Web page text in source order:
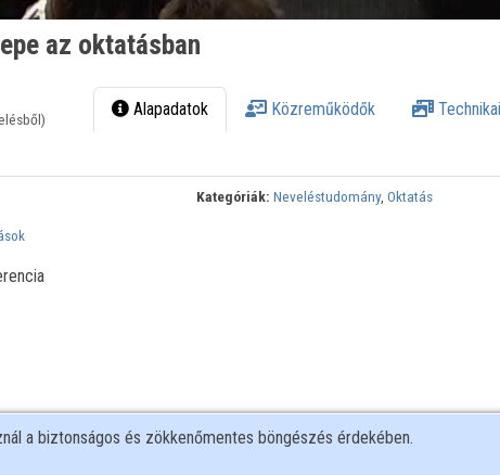
az oktatásban
Alapadatok Közreműködők
Kategóriák: Neveléstudomány,Oktatás
a biztonságos és zökkenőmentes böngészés érdekében.